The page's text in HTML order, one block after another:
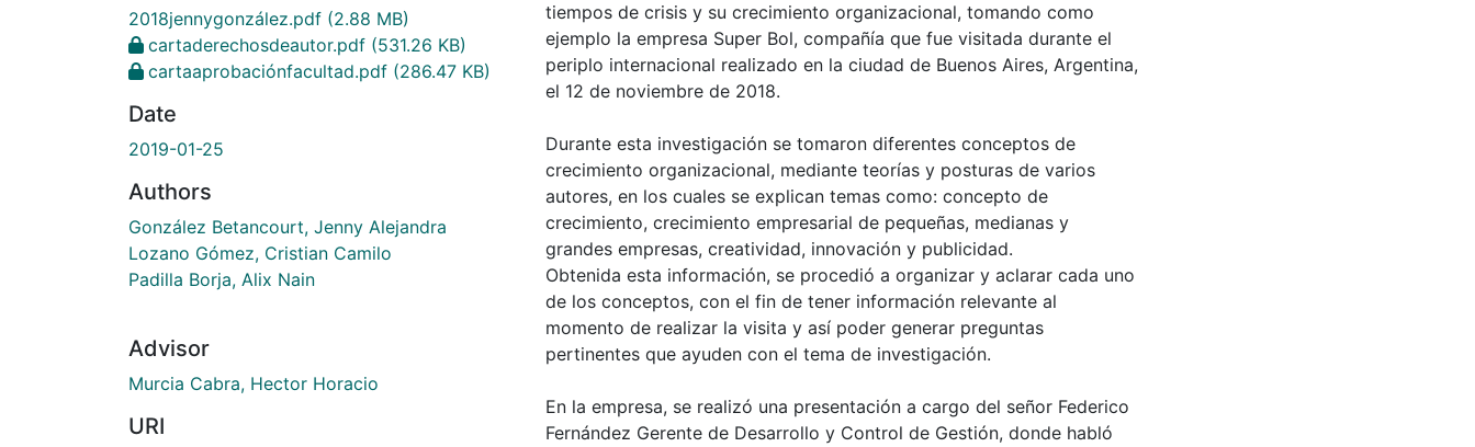
2018jennygonzález.pdf (2.88 MB)
cartaderechosdeautor.pdf (531.26 KB)
cartaaprobaciónfacultad.pdf (286.47 KB)
Date
2019-01-25
Authors
González Betancourt, Jenny Alejandra
Lozano Gómez, Cristian Camilo
Padilla Borja, Alix Nain
Advisor
Murcia Cabra, Hector Horacio
URI
tiempos de crisis y su crecimiento organizacional, tomando como
ejemplo la empresa Super Bol, compañía que fue visitada durante el
periplo internacional realizado en la ciudad de Buenos Aires, Argentina,
el 12 de noviembre de 2018.
Durante esta investigación se tomaron diferentes conceptos de
crecimiento organizacional, mediante teorías y posturas de varios
autores, en los cuales se explican temas como: concepto de
crecimiento, crecimiento empresarial de pequeñas, medianas y
grandes empresas, creatividad, innovación y publicidad.
Obtenida esta información, se procedió a organizar y aclarar cada uno
de los conceptos, con el fin de tener información relevante al
momento de realizar la visita y así poder generar preguntas
pertinentes que ayuden con el tema de investigación.
En la empresa, se realizó una presentación a cargo del señor Federico
Fernández Gerente de Desarrollo y Control de Gestión, donde habló